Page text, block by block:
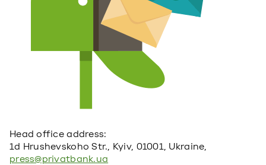
Head office address:
1d Hrushevskoho Str., Kyiv, 01001, Ukraine,
press@privatbank.ua